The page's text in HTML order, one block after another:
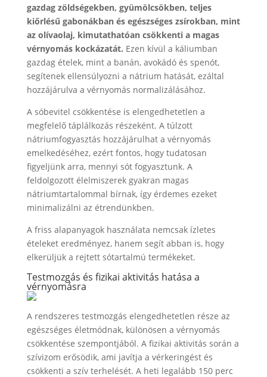
gazdag zöldségekben, gyümölcsökben, teljes
kiőrlésű gabonákban és egészséges zsírokban, mint
az olívaolaj, kimutathatóan csökkenti a magas
vérnyomás kockázatát. Ezen kívül a káliumban
gazdag ételek, mint a banán, avokádó és spenót,
segítenek ellensúlyozni a nátrium hatását, ezáltal
hozzájárulva a vérnyomás normalizálásához.
A sóbevitel csökkentése is elengedhetetlen a
megfelelő táplálkozás részeként. A túlzott
nátriumfogyasztás hozzájárulhat a vérnyomás
emelkedéséhez, ezért fontos, hogy tudatosan
figyeljünk arra, mennyi sót fogyasztunk. A
feldolgozott élelmiszerek gyakran magas
nátriumtartalommal bírnak, így érdemes ezeket
minimalizálni az étrendünkben.
A friss alapanyagok használata nemcsak ízletes
ételeket eredményez, hanem segít abban is, hogy
elkerüljük a rejtett sótartalmú termékeket.
Testmozgás és fizikai aktivitás hatása a
vérnyomásra
A rendszeres testmozgás elengedhetetlen része az
egészséges életmódnak, különösen a vérnyomás
csökkentése szempontjából. A fizikai aktivitás során a
szívizom erősödik, ami javítja a vérkeringést és
csökkenti a szív terhelését. A heti legalább 150 perc